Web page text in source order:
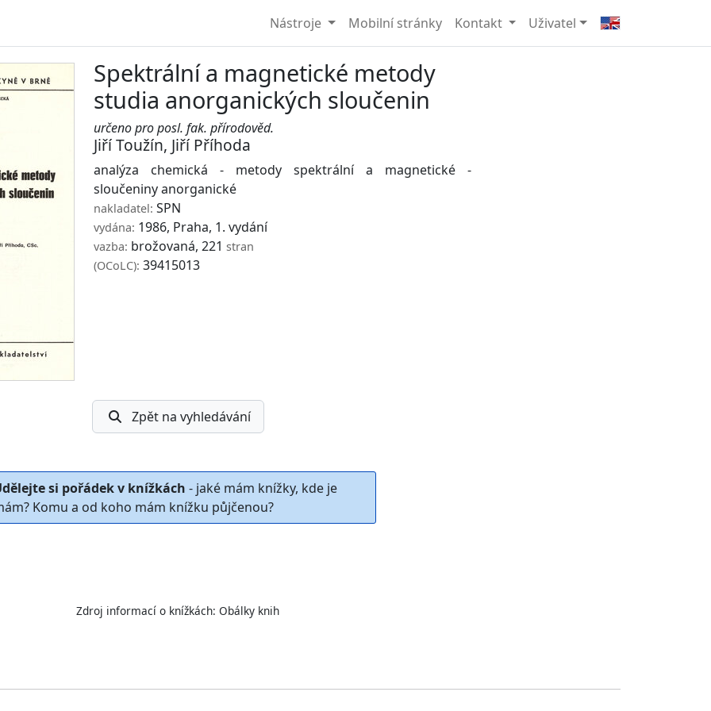
Nástroje Mobilní stránky Kontakt Uživatel
Spektrální a magnetické metody
studia anorganických sloučenin
určeno pro posl. fak. přírodověd.
Jiří Toužín, Jiří Příhoda
analýza chemická - metody spektrální a magnetické -
sloučeniny anorganické
nakladatel: SPN
vydána: 1986, Praha, 1. vydání
vazba: brožovaná, 221 stran
(OCoLC): 39415013
Zpět na vyhledávání
si pořádek v knížkách - jaké mám knížky, kde je
Komu a od koho mám knížku půjčenou?
Zdroj informací o knížkách: Obálky knih